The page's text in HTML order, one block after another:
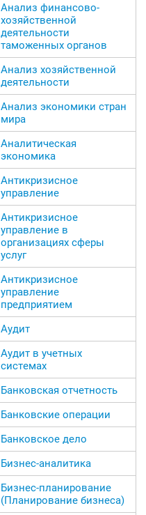
Анализ финансово-
хозяйственной
деятельности
таможенных органов
Анализ хозяйственной
деятельности
Анализ экономики стран
мира
Аналитическая
экономика
Антикризисное
управление
Антикризисное
управление в
организациях сферы
услуг
Антикризисное
управление
предприятием
Аудит
Аудит в учетных
системах
Банковская отчетность
Банковские операции
Банковское дело
Бизнес-аналитика
Бизнес-планирование
(Планирование бизнеса)